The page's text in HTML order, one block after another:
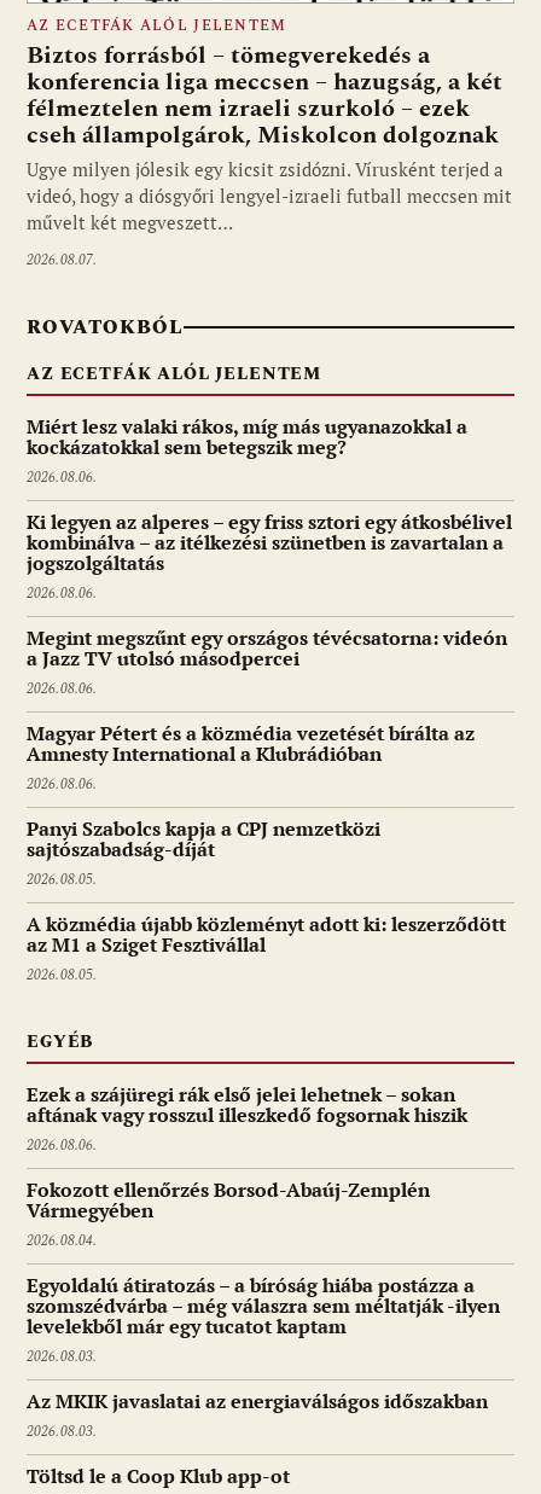
AZ ECETFÁK ALÓL JELENTEM
Biztos forrásból – tömegverekedés a
konferencia liga meccsen – hazugság, a két
félmeztelen nem izraeli szurkoló – ezek
cseh állampolgárok, Miskolcon dolgoznak
Ugye milyen jólesik egy kicsit zsidózni. Vírusként terjed a
videó, hogy a diósgyőri lengyel-izraeli futball meccsen mit
művelt két megveszett…
2026.08.07.
ROVATOKBÓL
AZ ECETFÁK ALÓL JELENTEM
Miért lesz valaki rákos, míg más ugyanazokkal a
kockázatokkal sem betegszik meg?
2026.08.06.
Ki legyen az alperes – egy friss sztori egy átkosbélivel
kombinálva – az itélkezési szünetben is zavartalan a
jogszolgáltatás
2026.08.06.
Megint megszűnt egy országos tévécsatorna: videón
a Jazz TV utolsó másodpercei
2026.08.06.
Magyar Pétert és a közmédia vezetését bírálta az
Amnesty International a Klubrádióban
2026.08.06.
Panyi Szabolcs kapja a CPJ nemzetközi
sajtószabadság-díját
2026.08.05.
A közmédia újabb közleményt adott ki: leszerződött
az M1 a Sziget Fesztivállal
2026.08.05.
EGYÉB
Ezek a szájüregi rák első jelei lehetnek – sokan
aftának vagy rosszul illeszkedő fogsornak hiszik
2026.08.06.
Fokozott ellenőrzés Borsod-Abaúj-Zemplén
Vármegyében
2026.08.04.
Egyoldalú átiratozás – a bíróság hiába postázza a
szomszédvárba – még válaszra sem méltatják -ilyen
levelekből már egy tucatot kaptam
2026.08.03.
Az MKIK javaslatai az energiaválságos időszakban
2026.08.03.
Töltsd le a Coop Klub app-ot